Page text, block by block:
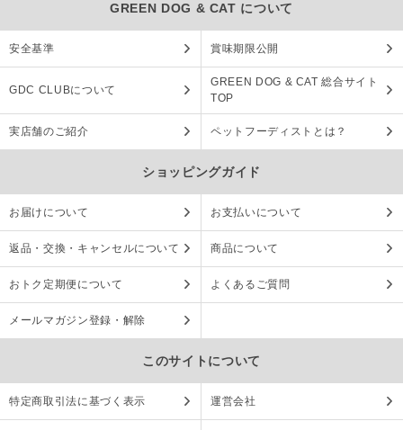
GREEN DOG & CAT について
安全基準 賞味期限公開
GDC CLUBについて
GREEN DOG & CAT 総合サイト
TOP
実店舗のご紹介 ペットフーディストとは？
ショッピングガイド
お届けについて お支払いについて
返品・交換・キャンセルについて 商品について
おトク定期便について よくあるご質問
メールマガジン登録・解除
このサイトについて
特定商取引法に基づく表示 運営会社